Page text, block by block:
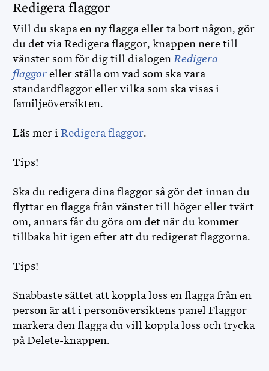
Redigera flaggor
Vill du skapa en ny flagga eller ta bort någon, gör
du det via Redigera flaggor, knappen nere till
vänster som för dig till dialogenRedigera
flaggor eller ställa om vad som ska vara
standardflaggor eller vilka som ska visas i
familjeöversikten.
Läs mer i Redigera flaggor.
Tips!
Ska du redigera dina flaggor så gör det innan du
flyttar en flagga från vänster till höger eller tvärt
om, annars får du göra om det när du kommer
tillbaka hit igen efter att du redigerat flaggorna.
Tips!
Snabbaste sättet att koppla loss en flagga från en
person är att i personöversiktens panel Flaggor
markera den flagga du vill koppla loss och trycka
på Delete-knappen.